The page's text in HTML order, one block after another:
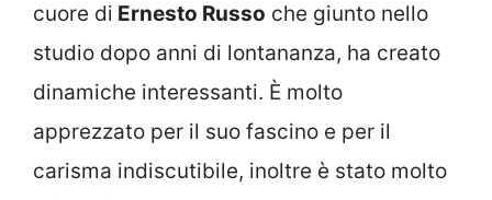
cuore di Ernesto Russo che giunto nello
studio dopo anni di lontananza, ha creato
dinamiche interessanti. È molto
apprezzato per il suo fascino e per il
carisma indiscutibile, inoltre è stato molto